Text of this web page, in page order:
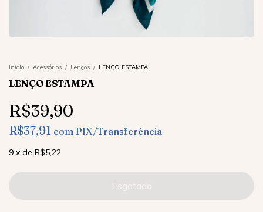
Início / Acessórios / Lenços / LENÇO ESTAMPA
LENÇO ESTAMPA
R$39,90
R$37,91 com PIX/Transferência
9 x de R$5,22